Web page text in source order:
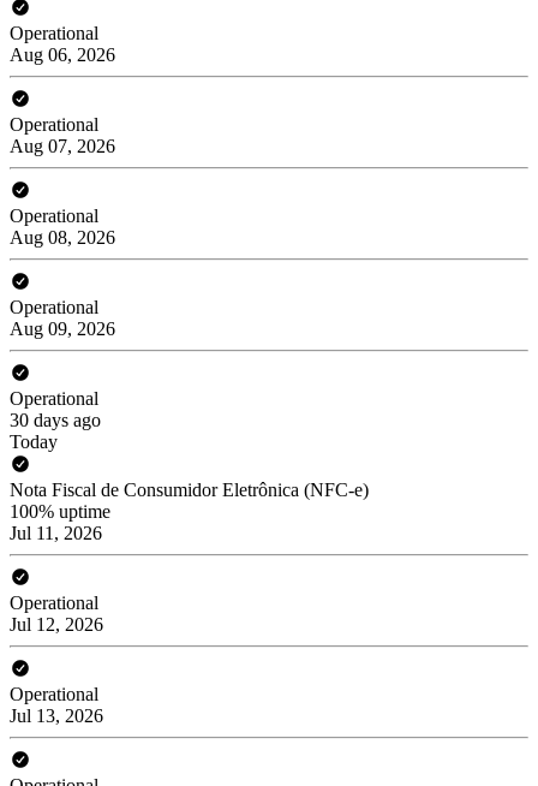
Operational
Aug 06, 2026
Operational
Aug 07, 2026
Operational
Aug 08, 2026
Operational
Aug 09, 2026
Operational
30 days ago
Today
Nota Fiscal de Consumidor Eletrônica (NFC-e)
100% uptime
Jul 11, 2026
Operational
Jul 12, 2026
Operational
Jul 13, 2026